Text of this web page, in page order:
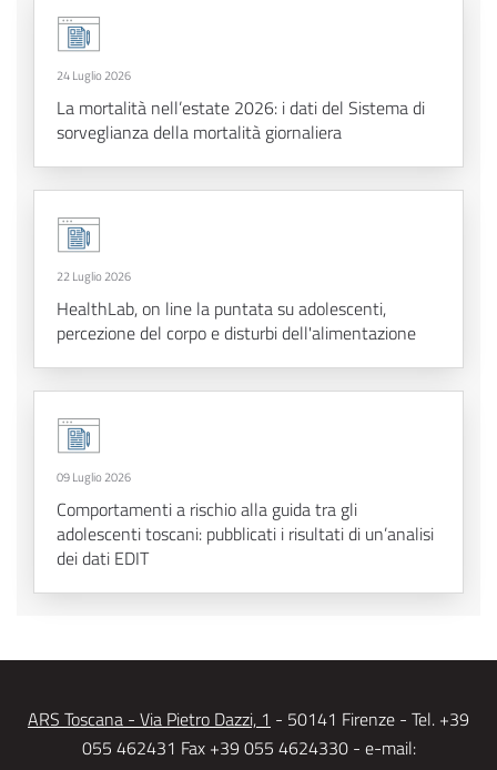
24 Luglio 2026
La mortalità nell’estate 2026: i dati del Sistema di
sorveglianza della mortalità giornaliera
22 Luglio 2026
HealthLab, on line la puntata su adolescenti,
percezione del corpo e disturbi dell'alimentazione
09 Luglio 2026
Comportamenti a rischio alla guida tra gli
adolescenti toscani: pubblicati i risultati di un’analisi
dei dati EDIT
ARS Toscana - Via Pietro Dazzi, 1 - 50141 Firenze - Tel. +39
055 462431 Fax +39 055 4624330 - e-mail: